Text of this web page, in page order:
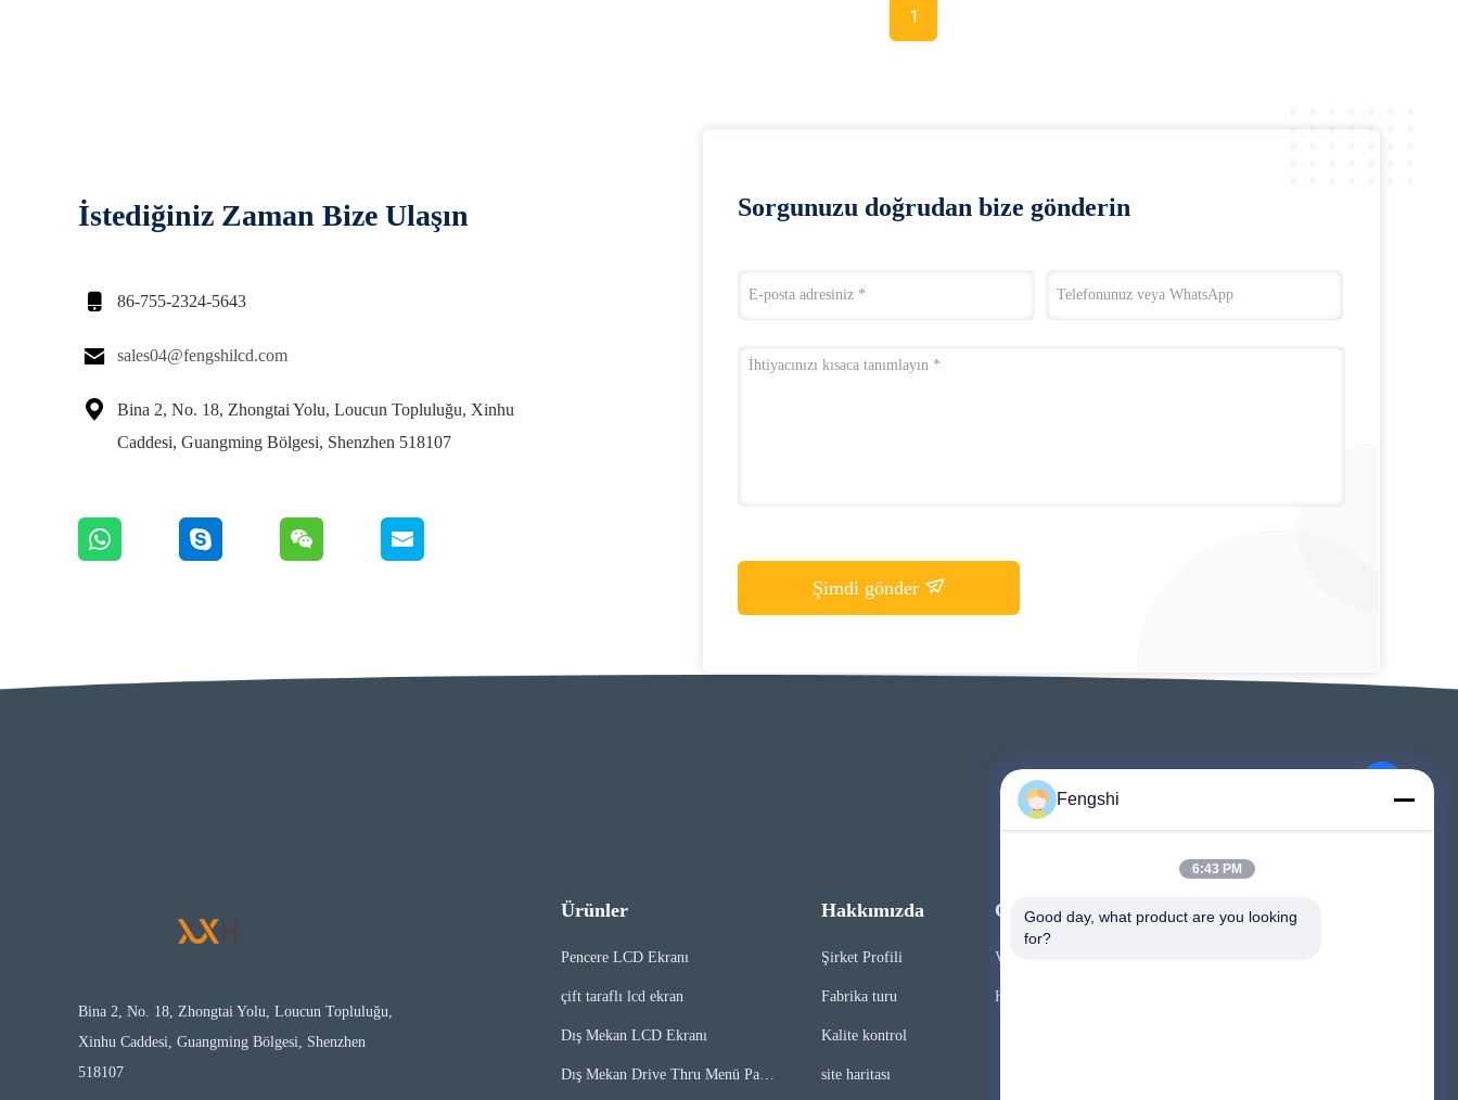
1
İstediğiniz Zaman Bize Ulaşın
 86-755-2324-5643
 sales04@fengshilcd.com

Bina 2, No. 18, Zhongtai Yolu, Loucun Topluluğu, Xinhu
Caddesi, Guangming Bölgesi, Shenzhen 518107
Sorgunuzu doğrudan bize gönderin
Şimdi gönder
Bina 2, No. 18, Zhongtai Yolu, Loucun Topluluğu,
Xinhu Caddesi, Guangming Bölgesi, Shenzhen
518107
Ürünler
Pencere LCD Ekranı
çift ​​taraflı lcd ekran
Dış Mekan LCD Ekranı
Dış Mekan Drive Thru Menü Pano
Hakkımızda
Şirket Profili
Fabrika turu
Kalite kontrol
site haritası
Olaylar
Vakalar
Haberler
Bir teklif isteği
Fengshi
6:43 PM
Good day, what product are you looking
for?